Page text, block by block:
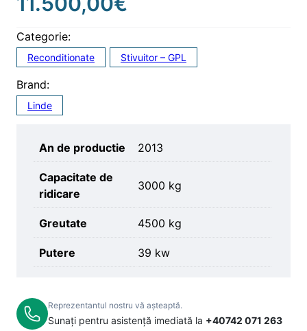
Categorie:
Reconditionate Stivuitor – GPL
Brand:
Linde
An de productie 2013
Capacitate de
ridicare
3000 kg
Greutate 4500 kg
Putere 39 kw
Reprezentantul nostru vă așteaptă.
Sunați pentru asistență imediată la +40742 071 263